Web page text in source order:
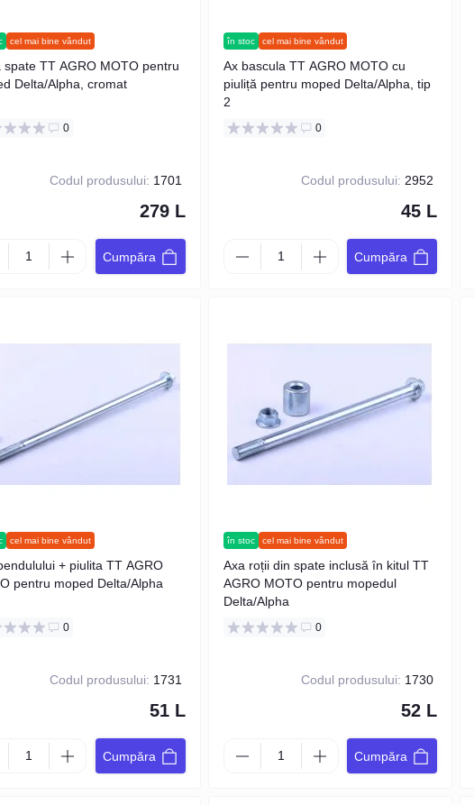
cel mai bine vândut
spate TT AGRO MOTO pentru
Delta/Alpha, cromat
0
Codul produsului: 1701
279 L
Cumpăra
în stoc cel mai bine vândut
Ax bascula TT AGRO MOTO cu
piuliță pentru moped Delta/Alpha, tip
2
0
Codul produsului: 2952
45 L
Cumpăra
cel mai bine vândut
+ piulita TT AGRO
pentru moped Delta/Alpha
0
Codul produsului: 1731
51 L
Cumpăra
în stoc cel mai bine vândut
Axa roții din spate inclusă în kitul TT
AGRO MOTO pentru mopedul
Delta/Alpha
0
Codul produsului: 1730
52 L
Cumpăra